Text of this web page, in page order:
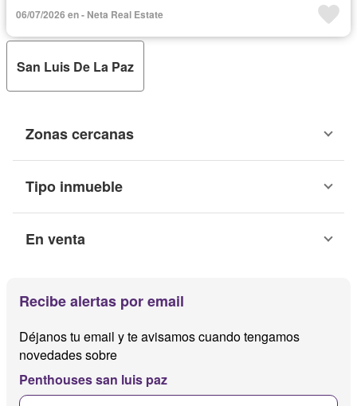
06/07/2026 en - Neta Real Estate
San Luis De La Paz
Zonas cercanas
Tipo inmueble
En venta
Recibe alertas por email
Déjanos tu email y te avisamos cuando tengamos
novedades sobre
Penthouses san luis paz